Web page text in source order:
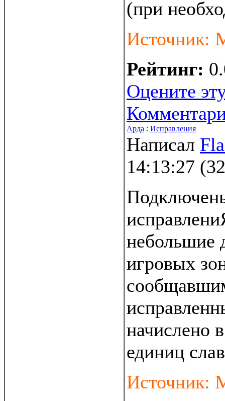
(при
Источник:
Рейтинг:
Оцените
Арда : Исправления
Написал
14:13:27 (
небольшие
игровых
начислено
единиц
Источник: